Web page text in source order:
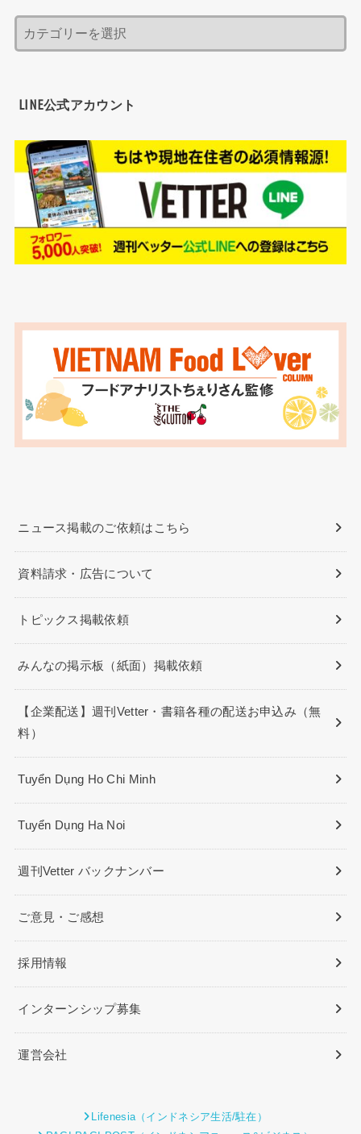
LINE公式アカウント
ニュース掲載のご依頼はこちら
資料請求・広告について
トピックス掲載依頼
みんなの掲示板（紙面）掲載依頼
【企業配送】週刊Vetter・書籍各種の配送お申込み（無
料）
Tuyển Dụng Ho Chi Minh
Tuyển Dụng Ha Noi
週刊Vetter バックナンバー
ご意見・ご感想
採用情報
インターンシップ募集
運営会社
Lifenesia（インドネシア生活/駐在）